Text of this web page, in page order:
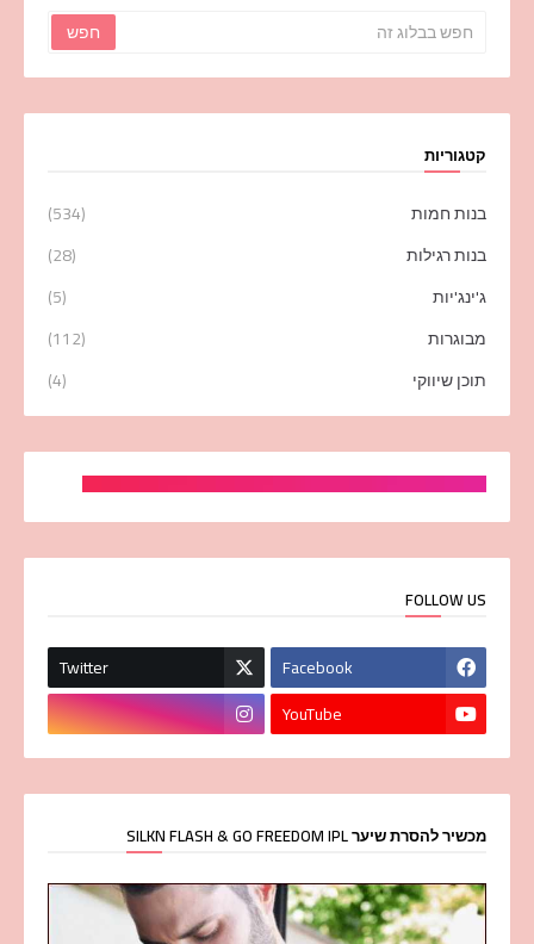
קטגוריות
בנות חמות
(534)
בנות רגילות
(28)
ג'ינג'יות
(5)
מבוגרות
(112)
תוכן שיווקי
(4)
FOLLOW US
Facebook
Twitter
YouTube
מכשיר להסרת שיער SILKN FLASH & GO FREEDOM IPL